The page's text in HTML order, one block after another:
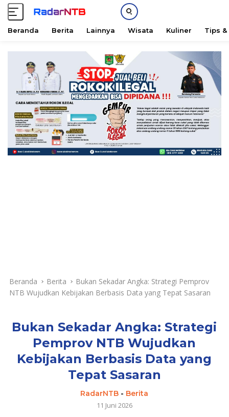
Beranda Berita Lainnya Wisata Kuliner Tips &
Beranda Berita
Bukan Sekadar Angka: Strategi Pemprov
NTB Wujudkan Kebijakan Berbasis Data yang Tepat Sasaran
Bukan Sekadar Angka: Strategi
Pemprov NTB Wujudkan
Kebijakan Berbasis Data yang
Tepat Sasaran
RadarNTB - Berita
11 Juni 2026